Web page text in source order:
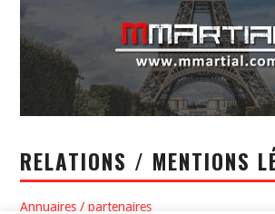
RELATIONS / MENTIONS
Annuaires / partenaires